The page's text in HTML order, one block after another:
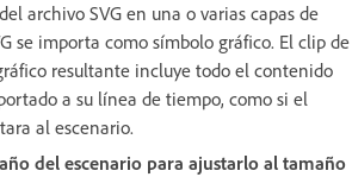
archivo SVG en una o varias capas de
se importa como símbolo gráfico. El clip de
resultante incluye todo el contenido
a su línea de tiempo, como si el
al escenario.
del escenario para ajustarlo al tamaño